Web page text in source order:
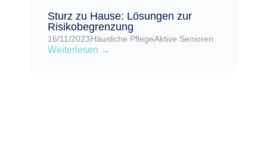
Sturz zu Hause: Lösungen zur
Risikobegrenzung
16/11/2023Häusliche PflegeAktive Senioren
Weiterlesen →